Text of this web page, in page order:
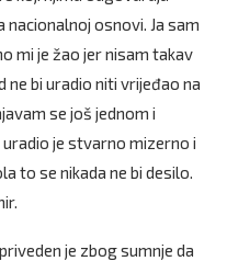
nacionalnoj osnovi. Ja sam
mi je žao jer nisam takav
ne bi uradio niti vrijeđao na
se još jednom i
je stvarno mizerno i
to se nikada ne bi desilo.
je zbog sumnje da